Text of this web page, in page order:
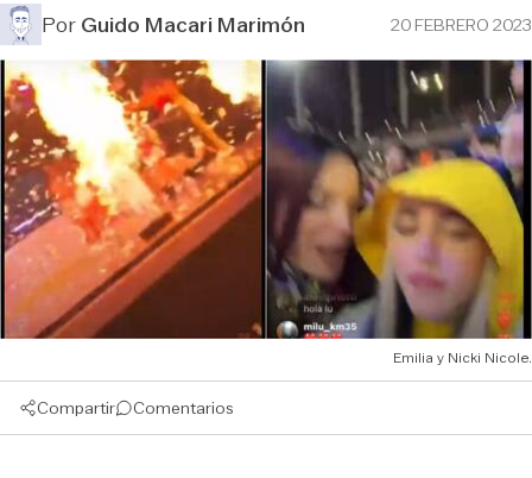
PorGuido Macari Marimón 20 FEBRERO 2023
Emilia y Nicki Nicole.
Compartir Comentarios